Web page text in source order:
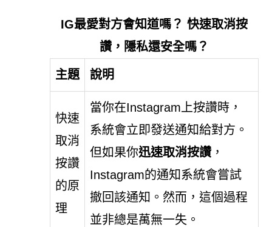
IG最愛對方會知道嗎？ 快速取消按
讚，隱私還安全嗎？
主題 說明
快速
取消
按讚
的原
理
當你在Instagram上按讚時，
系統會立即發送通知給對方。
但如果你迅速取消按讚，
Instagram的通知系統會嘗試
撤回該通知。然而，這個過程
並非總是萬無一失。